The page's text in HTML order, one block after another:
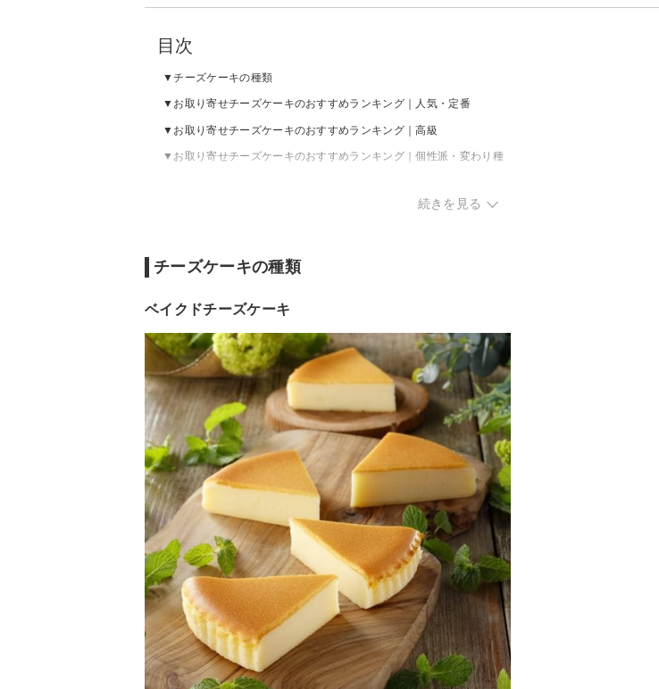
目次
チーズケーキの種類
お取り寄せチーズケーキのおすすめランキング｜人気・定番
お取り寄せチーズケーキのおすすめランキング｜高級
お取り寄せチーズケーキのおすすめランキング｜個性派・変わり種
続きを見る
チーズケーキの種類
ベイクドチーズケーキ